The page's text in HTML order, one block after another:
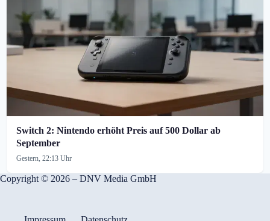
Switch 2: Nintendo erhöht Preis auf 500 Dollar ab
September
Gestern, 22:13 Uhr
Copyright © 2026 – DNV Media GmbH